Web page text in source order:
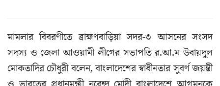
মামলার বিবরণীতে ব্রাহ্মণবাড়িয়া সদর-৩ আসনের সংসদ
সদস্য ও জেলা আওয়ামী লীগের সভাপতি র.আ.ম উবায়দুল
মোকতাদির চৌধুরী বলেন, বাংলাদেশের স্বাধীনতার সুবর্ণ জয়ন্তী